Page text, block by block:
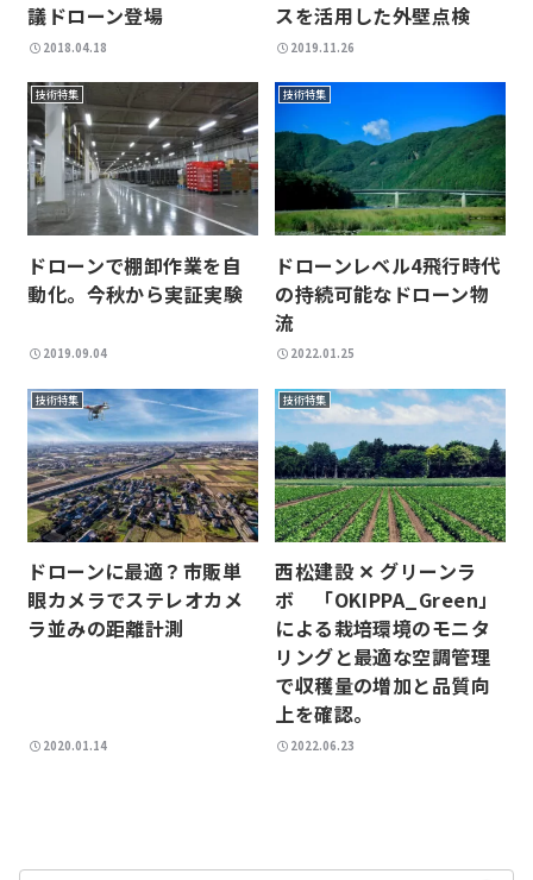
議ドローン登場
2018.04.18
スを活用した外壁点検
2019.11.26
技術特集
ドローンで棚卸作業を自
動化。今秋から実証実験
2019.09.04
技術特集
ドローンレベル4飛行時代
の持続可能なドローン物
流
2022.01.25
技術特集
ドローンに最適？市販単
眼カメラでステレオカメ
ラ並みの距離計測
2020.01.14
技術特集
西松建設 ✕ グリーンラ
ボ 「OKIPPA_Green」
による栽培環境のモニタ
リングと最適な空調管理
で収穫量の増加と品質向
上を確認。
2022.06.23